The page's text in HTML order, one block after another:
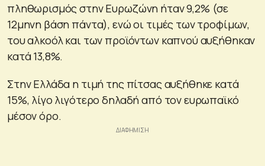
πληθωρισμός στην Ευρωζώνη ήταν 9,2% (σε
12μηνη βάση πάντα), ενώ οι τιμές των τροφίμων,
του αλκοόλ και των προϊόντων καπνού αυξήθηκαν
κατά 13,8%.
Στην Ελλάδα η τιμή της πίτσας αυξήθηκε κατά
15%, λίγο λιγότερο δηλαδή από τον ευρωπαϊκό
μέσον όρο.